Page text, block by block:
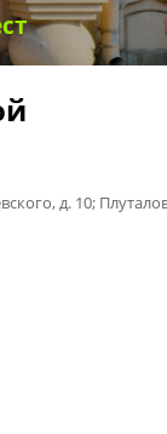
д. 10;